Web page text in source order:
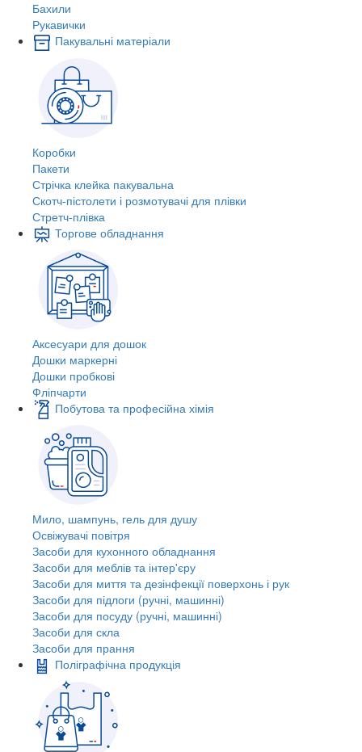
Бахили
Рукавички
Пакувальні матеріали
Коробки
Пакети
Стрічка клейка пакувальна
Скотч-пістолети і розмотувачі для плівки
Стретч-плівка
Торгове обладнання
Аксесуари для дошок
Дошки маркерні
Дошки пробкові
Фліпчарти
Побутова та професійна хімія
Мило, шампунь, гель для душу
Освіжувачі повітря
Засоби для кухонного обладнання
Засоби для меблів та інтер'єру
Засоби для миття та дезінфекції поверхонь і рук
Засоби для підлоги (ручні, машинні)
Засоби для посуду (ручні, машинні)
Засоби для скла
Засоби для прання
Поліграфічна продукція